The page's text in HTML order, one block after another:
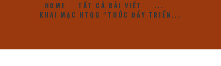
HOME TẤT CẢ BÀI VIẾT
...
KHAI MẠC HTQG “THÚC ĐẨY TRIỂN...